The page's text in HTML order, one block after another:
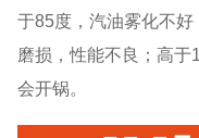
于85度，汽油雾化不
磨损，性能不良；高
会开锅。